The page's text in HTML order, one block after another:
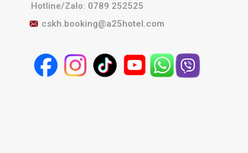
Hotline/Zalo: 0789 252525
cskh.booking@a25hotel.com